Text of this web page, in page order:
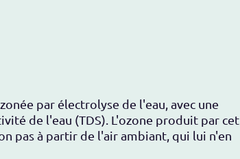
par électrolyse de l'eau, avec une
de l'eau (TDS). L'ozone produit par cet
pas à partir de l'air ambiant, qui lui n'en